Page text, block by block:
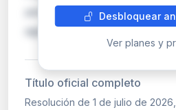
penitenciaria sobre
agentes locales habilitados
Desbloquear
Ver planes y
Título oficial completo
Resolución de 1 de julio de